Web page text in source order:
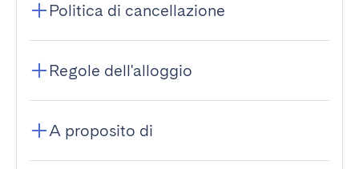
Politica di cancellazione
Regole dell'alloggio
A proposito di